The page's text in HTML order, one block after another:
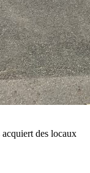
des locaux